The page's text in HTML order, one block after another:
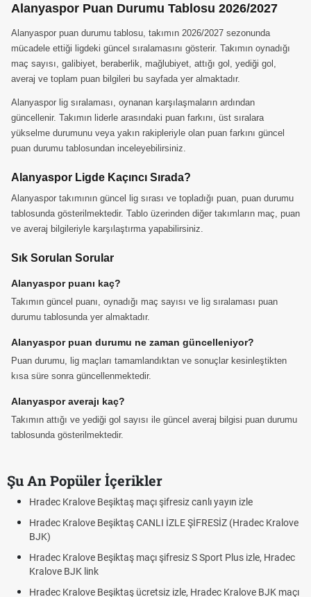
Alanyaspor Puan Durumu Tablosu 2026/2027
Alanyaspor puan durumu tablosu, takımın 2026/2027 sezonunda
mücadele ettiği ligdeki güncel sıralamasını gösterir. Takımın oynadığı
maç sayısı, galibiyet, beraberlik, mağlubiyet, attığı gol, yediği gol,
averaj ve toplam puan bilgileri bu sayfada yer almaktadır.
Alanyaspor lig sıralaması, oynanan karşılaşmaların ardından
güncellenir. Takımın liderle arasındaki puan farkını, üst sıralara
yükselme durumunu veya yakın rakipleriyle olan puan farkını güncel
puan durumu tablosundan inceleyebilirsiniz.
Alanyaspor Ligde Kaçıncı Sırada?
Alanyaspor takımının güncel lig sırası ve topladığı puan, puan durumu
tablosunda gösterilmektedir. Tablo üzerinden diğer takımların maç, puan
ve averaj bilgileriyle karşılaştırma yapabilirsiniz.
Sık Sorulan Sorular
Alanyaspor puanı kaç?
Takımın güncel puanı, oynadığı maç sayısı ve lig sıralaması puan
durumu tablosunda yer almaktadır.
Alanyaspor puan durumu ne zaman güncelleniyor?
Puan durumu, lig maçları tamamlandıktan ve sonuçlar kesinleştikten
kısa süre sonra güncellenmektedir.
Alanyaspor averajı kaç?
Takımın attığı ve yediği gol sayısı ile güncel averaj bilgisi puan durumu
tablosunda gösterilmektedir.
Şu An Popüler İçerikler
Kralove Beşiktaş maçı şifresiz canlı yayın izle
Kralove Beşiktaş CANLI İZLE ŞİFRESİZ (Hradec Kralove
Kralove Beşiktaş maçı şifresiz S Sport Plus izle, Hradec
BJK link
Kralove Beşiktaş ücretsiz izle, Hradec Kralove BJK maçı